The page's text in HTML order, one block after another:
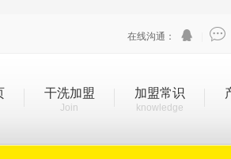
在线沟通：  
干洗加盟
Join
加盟常识
knowledge